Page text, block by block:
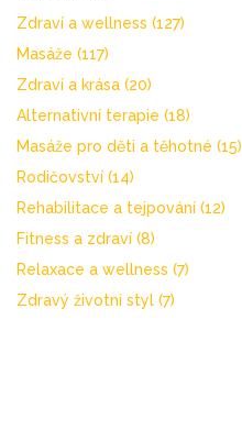
Zdraví a wellness (127)
Masáže (117)
Zdraví a krása (20)
Alternativní terapie (18)
Masáže pro děti a těhotné (15)
Rodičovství (14)
Rehabilitace a tejpování (12)
Fitness a zdraví (8)
Relaxace a wellness (7)
Zdravý životní styl (7)